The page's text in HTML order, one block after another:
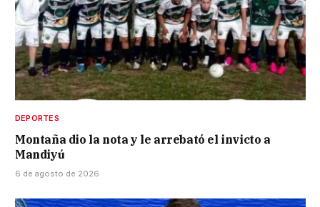
DEPORTES
Montaña dio la nota y le arrebató el invicto a
Mandiyú
6 de agosto de 2026